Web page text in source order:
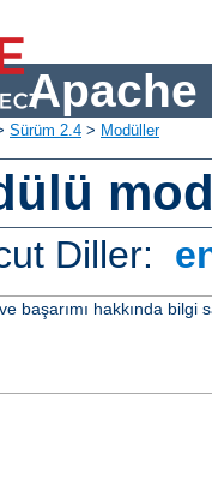
Apache
Sürüm 2.4 > Modüller
Diller:
başarımı hakkında bilgi